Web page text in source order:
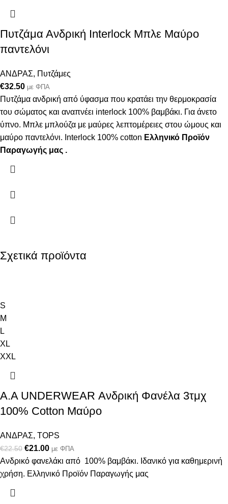
Πυτζάμα Ανδρική Interlock Μπλε Μαύρο
παντελόνι
ΑΝΔΡΑΣ, Πυτζάμες
€32.50 με ΦΠΑ
Πυτζάμα ανδρική από ύφασμα που κρατάει την θερμοκρασία
του σώματος και αναπνέει interlock 100% βαμβάκι. Για άνετο
ύπνο. Μπλε μπλούζα με μαύρες λεπτομέρειες στου ώμους και
μαύρο παντελόνι. Interlock 100% cotton Ελληνικό Προϊόν
Παραγωγής μας .
Σχετικά προϊόντα
S
M
L
XL
XXL
Α.A UNDERWEAR Ανδρική Φανέλα 3τμχ
100% Cotton Μαύρο
ΑΝΔΡΑΣ, TOPS
€22.50 €21.00 με ΦΠΑ
Ανδρικό φανελάκι από 100% βαμβάκι. Ιδανικό για καθημερινή
χρήση. Ελληνικό Προϊόν Παραγωγής μας